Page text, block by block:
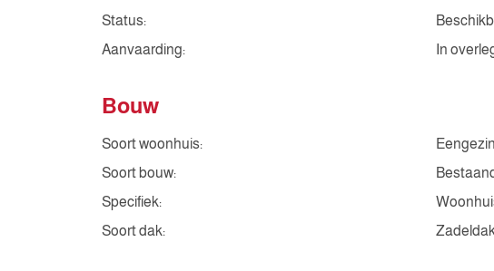
Status:
Aanvaarding:
In
Bouw
Soort woonhuis:
Soort bouw:
Specifiek:
Soort dak: